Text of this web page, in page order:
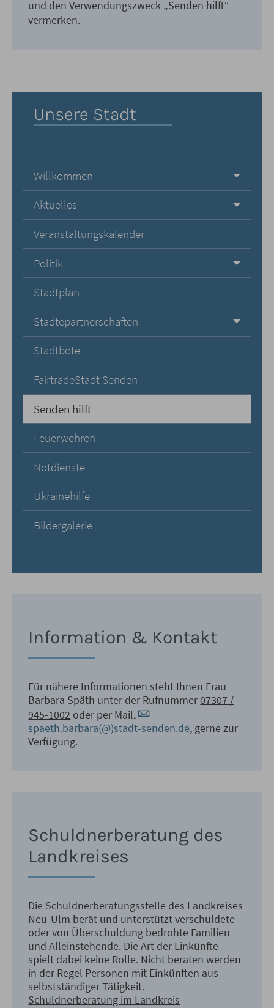
und den Verwendungszweck „Senden hilft“
vermerken.
Unsere Stadt
Willkommen
Aktuelles
Veranstaltungskalender
Politik
Stadtplan
Städtepartnerschaften
Stadtbote
FairtradeStadt Senden
Senden hilft
Feuerwehren
Notdienste
Ukrainehilfe
Bildergalerie
Information & Kontakt
Für nähere Informationen steht Ihnen Frau
Barbara Späth unter der Rufnummer07307 /
945-1002 oder per Mail,
spaeth.barbara(@)stadt-senden.de, gerne zur
Verfügung.
Schuldnerberatung des
Landkreises
Die Schuldnerberatungsstelle des Landkreises
Neu-Ulm berät und unterstützt verschuldete
oder von Überschuldung bedrohte Familien
und Alleinstehende. Die Art der Einkünfte
spielt dabei keine Rolle. Nicht beraten werden
in der Regel Personen mit Einkünften aus
selbstständiger Tätigkeit.
Schuldnerberatung im Landkreis